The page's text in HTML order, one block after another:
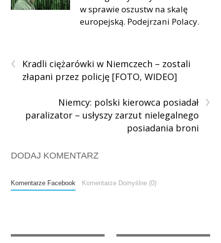
w sprawie oszustw na skalę
europejską. Podejrzani Polacy.
‹
Kradli ciężarówki w Niemczech – zostali
złapani przez policję [FOTO, WIDEO]
›
Niemcy: polski kierowca posiadał
paralizator – usłyszy zarzut nielegalnego
posiadania broni
DODAJ KOMENTARZ
Komentarze Facebook Komentarze Domyślne (0)